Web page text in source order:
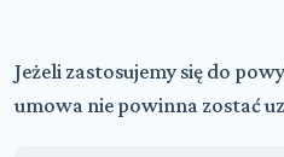
Jeżeli zastosujemy się do
umowa nie powinna zostać